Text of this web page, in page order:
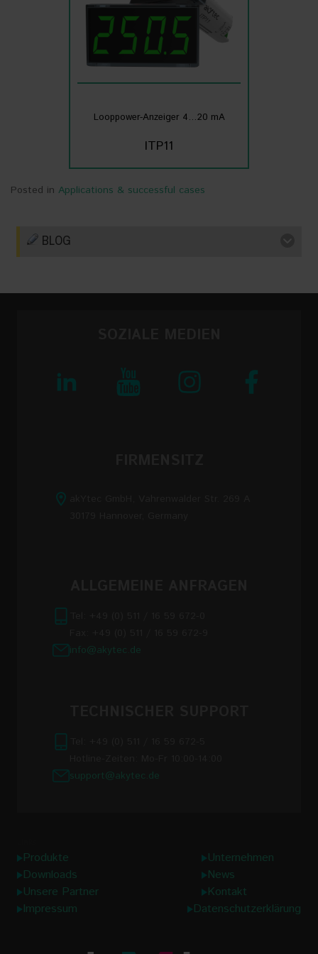
Looppower-Anzeiger 4…20 mA
ITP11
Posted in Applications & successful cases
BLOG
info@akytec.de
support@akytec.de
Produkte
Unternehmen
Downloads
News
Unsere Partner
Kontakt
Impressum
Datenschutzerklärung